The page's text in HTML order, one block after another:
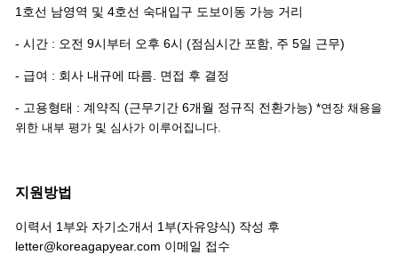
1호선 남영역 및 4호선 숙대입구 도보이동 가능 거리
- 시간 : 오전 9시부터 오후 6시 (점심시간 포함, 주 5일 근무)
- 급여 : 회사 내규에 따름. 면접 후 결정
- 고용형태 : 계약직 (근무기간 6개월 정규직 전환가능) *연장 채용을
위한 내부 평가 및 심사가 이루어집니다.
지원방법
이력서 1부와 자기소개서 1부(자유양식) 작성 후
letter@koreagapyear.com 이메일 접수